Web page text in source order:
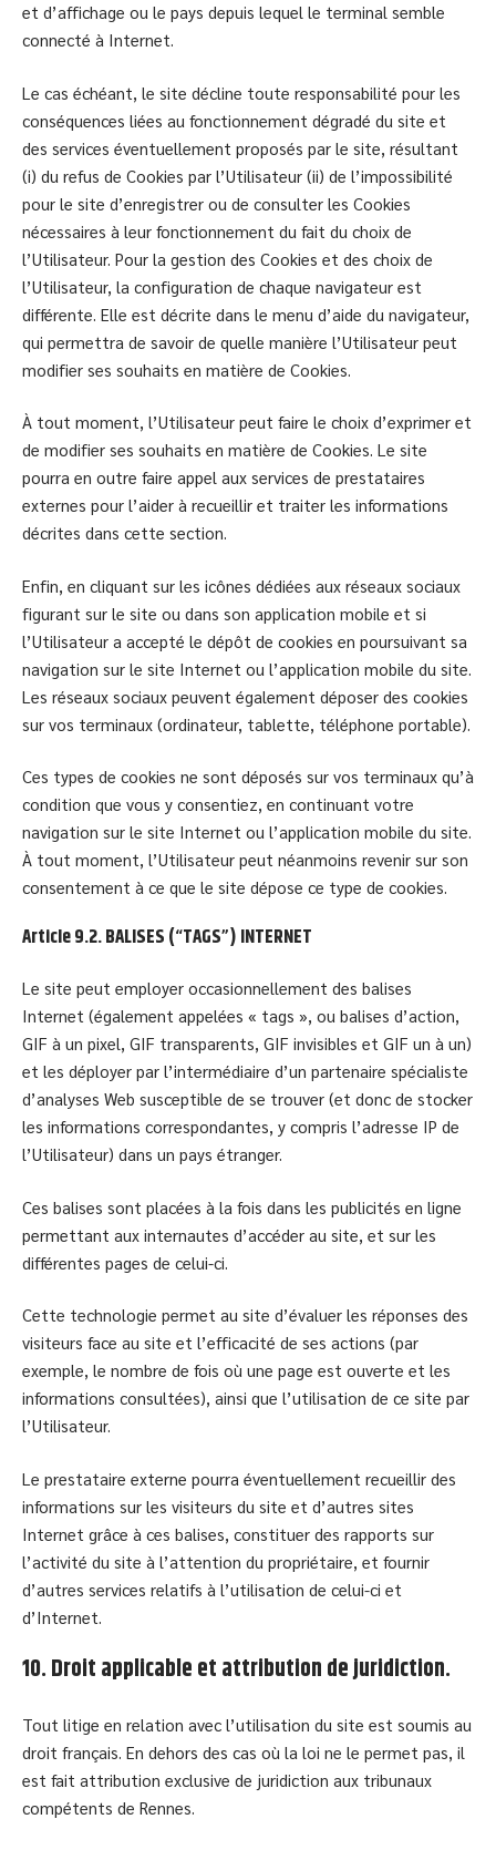
et d’affichage ou le pays depuis lequel le terminal semble
connecté à Internet.
Le cas échéant, le site décline toute responsabilité pour les
conséquences liées au fonctionnement dégradé du site et
des services éventuellement proposés par le site, résultant
(i) du refus de Cookies par l’Utilisateur (ii) de l’impossibilité
pour le site d’enregistrer ou de consulter les Cookies
nécessaires à leur fonctionnement du fait du choix de
l’Utilisateur. Pour la gestion des Cookies et des choix de
l’Utilisateur, la configuration de chaque navigateur est
différente. Elle est décrite dans le menu d’aide du navigateur,
qui permettra de savoir de quelle manière l’Utilisateur peut
modifier ses souhaits en matière de Cookies.
À tout moment, l’Utilisateur peut faire le choix d’exprimer et
de modifier ses souhaits en matière de Cookies. Le site
pourra en outre faire appel aux services de prestataires
externes pour l’aider à recueillir et traiter les informations
décrites dans cette section.
Enfin, en cliquant sur les icônes dédiées aux réseaux sociaux
figurant sur le site ou dans son application mobile et si
l’Utilisateur a accepté le dépôt de cookies en poursuivant sa
navigation sur le site Internet ou l’application mobile du site.
Les réseaux sociaux peuvent également déposer des cookies
sur vos terminaux (ordinateur, tablette, téléphone portable).
Ces types de cookies ne sont déposés sur vos terminaux qu’à
condition que vous y consentiez, en continuant votre
navigation sur le site Internet ou l’application mobile du site.
À tout moment, l’Utilisateur peut néanmoins revenir sur son
consentement à ce que le site dépose ce type de cookies.
Article 9.2. BALISES (“TAGS”) INTERNET
Le site peut employer occasionnellement des balises
Internet (également appelées « tags », ou balises d’action,
GIF à un pixel, GIF transparents, GIF invisibles et GIF un à un)
et les déployer par l’intermédiaire d’un partenaire spécialiste
d’analyses Web susceptible de se trouver (et donc de stocker
les informations correspondantes, y compris l’adresse IP de
l’Utilisateur) dans un pays étranger.
Ces balises sont placées à la fois dans les publicités en ligne
permettant aux internautes d’accéder au site, et sur les
différentes pages de celui-ci.
Cette technologie permet au site d’évaluer les réponses des
visiteurs face au site et l’efficacité de ses actions (par
exemple, le nombre de fois où une page est ouverte et les
informations consultées), ainsi que l’utilisation de ce site par
l’Utilisateur.
Le prestataire externe pourra éventuellement recueillir des
informations sur les visiteurs du site et d’autres sites
Internet grâce à ces balises, constituer des rapports sur
l’activité du site à l’attention du propriétaire, et fournir
d’autres services relatifs à l’utilisation de celui-ci et
d’Internet.
10. Droit applicable et attribution de juridiction.
Tout litige en relation avec l’utilisation du site est soumis au
droit français. En dehors des cas où la loi ne le permet pas, il
est fait attribution exclusive de juridiction aux tribunaux
compétents de Rennes.